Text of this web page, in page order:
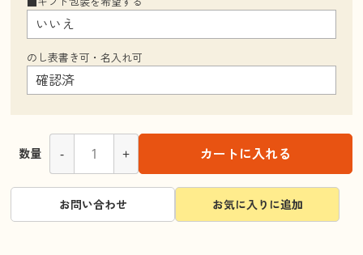
のし表書き可・名入れ可
数量 - + カートに入れる
お問い合わせ お気に入りに追加